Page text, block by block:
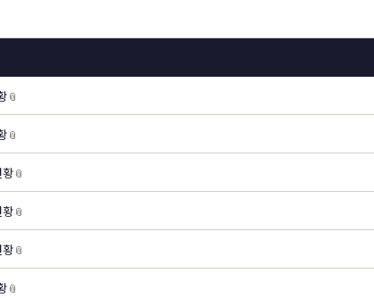
📎
📎
📎
📎
📎
📎